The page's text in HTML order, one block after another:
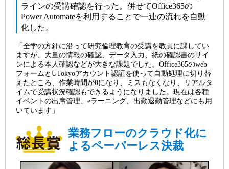
ラインの受講確認を行った。併せてOffice365の
Power Automateを利用することで一連の流れを自動
化した。
「全学の方針に沿って研究倫理教育の受講を教員に課してい
ますが、大量の情報の確認、データ入力、紙の確認書のサイ
ンによる本人確認などが大きな課題でした。Office365のweb
フォームとUTokyoアカウント認証を使って自動処理に切り替
えたところ、作業時間が0になり、ミスもなくなり、リアルタ
イムで受講状況確認もできるようになりました。現在は各種
イベントの出席管理、eラーニング、出勤退勤管理などにも用
いています」
業務フローのクラウド化に
よるペーパーレス決裁